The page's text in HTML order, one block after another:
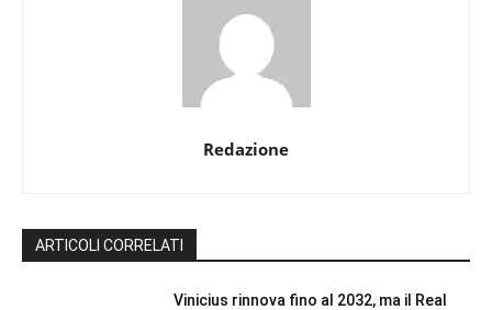
Redazione
ARTICOLI CORRELATI
Vinicius rinnova fino al 2032, ma il Real